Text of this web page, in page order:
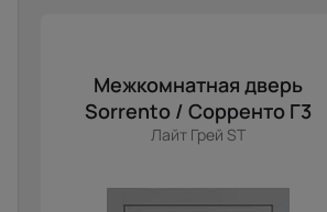
Межкомнатная дверь
Sorrento / Сорренто Г3
Лайт Грей ST